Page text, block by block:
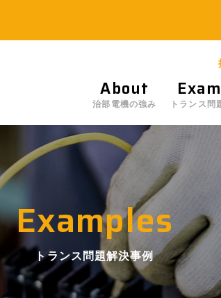
About
治部電機の強み トランス問
Examples
トランス問題解決事例